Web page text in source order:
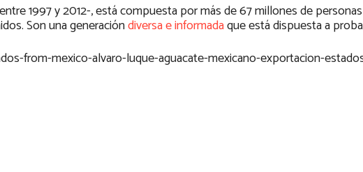
1997 y 2012-, está compuesta por más de 67 millones de
Son una generacióndiversa e informadaque está dispuesta a
from-mexico-alvaro-luque-aguacate-mexicano-exportacion-